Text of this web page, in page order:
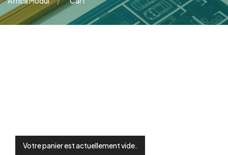
Votre panier est actuellement vide.